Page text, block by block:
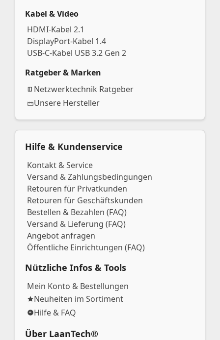
Kabel & Video
HDMI-Kabel 2.1
DisplayPort-Kabel 1.4
USB-C-Kabel USB 3.2 Gen 2
Ratgeber & Marken
Netzwerktechnik Ratgeber
Unsere Hersteller
Hilfe & Kundenservice
Kontakt & Service
Versand & Zahlungsbedingungen
Retouren für Privatkunden
Retouren für Geschäftskunden
Bestellen & Bezahlen (FAQ)
Versand & Lieferung (FAQ)
Angebot anfragen
Öffentliche Einrichtungen (FAQ)
Nützliche Infos & Tools
Mein Konto & Bestellungen
Neuheiten im Sortiment
Hilfe & FAQ
Über LaanTech®